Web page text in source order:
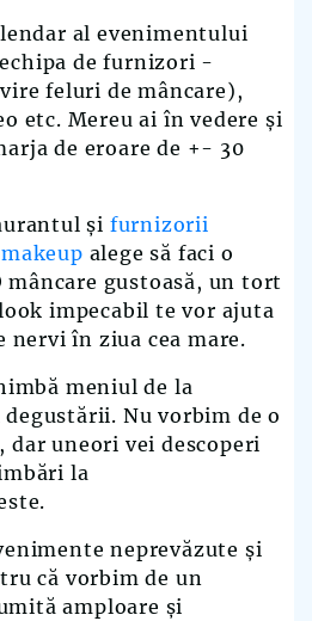
al evenimentului
de furnizori -
feluri de mâncare),
etc. Mereu ai în vedere și
de eroare de +- 30
și furnizorii
alege să faci o
mâncare gustoasă, un tort
impecabil te vor ajuta
nervi în ziua cea mare.
meniul de la
Nu vorbim de o
dar uneori vei descoperi
la
neprevăzute și
că vorbim de un
amploare și